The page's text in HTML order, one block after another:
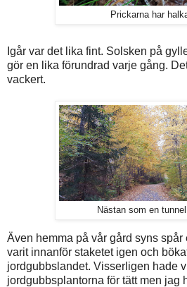
Prickarna har
Igår var det lika fint. Solsken på
gör en lika förundrad varje gång.
vackert.
Nästan som en
Även hemma på vår gård syns
varit innanför staketet igen och
jordgubbslandet. Visserligen hade
jordgubbsplantorna för tätt men jag